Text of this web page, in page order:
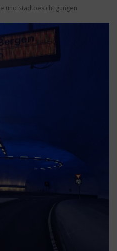
und Stadtbesichtigungen